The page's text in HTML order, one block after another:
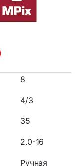
8
4/3
35
2.0-16
Ручная